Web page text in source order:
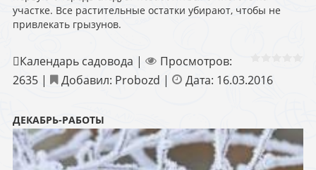
участке. Все растительные остатки убирают, чтобы не
привлекать грызунов.
Календарь садовода |
Просмотров:
2635 | Добавил: Probozd | Дата: 16.03.2016
ДЕКАБРЬ-РАБОТЫ